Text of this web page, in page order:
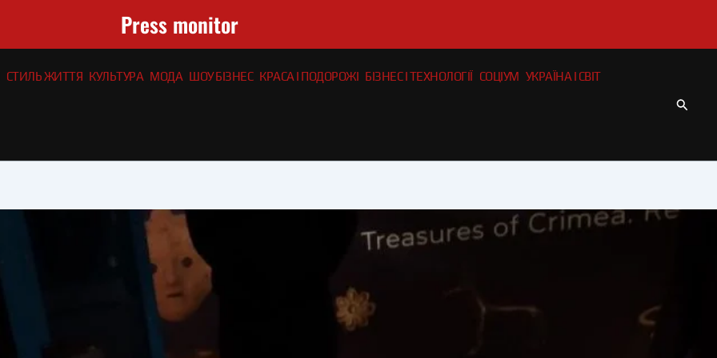
Press monitor
СТИЛЬ ЖИТТЯ КУЛЬТУРА МОДА ШОУ БІЗНЕС КРАСА І ПОДОРОЖІ БІЗНЕС І ТЕХНОЛОГІЇ СОЦІУМ УКРАЇНА І СВІТ